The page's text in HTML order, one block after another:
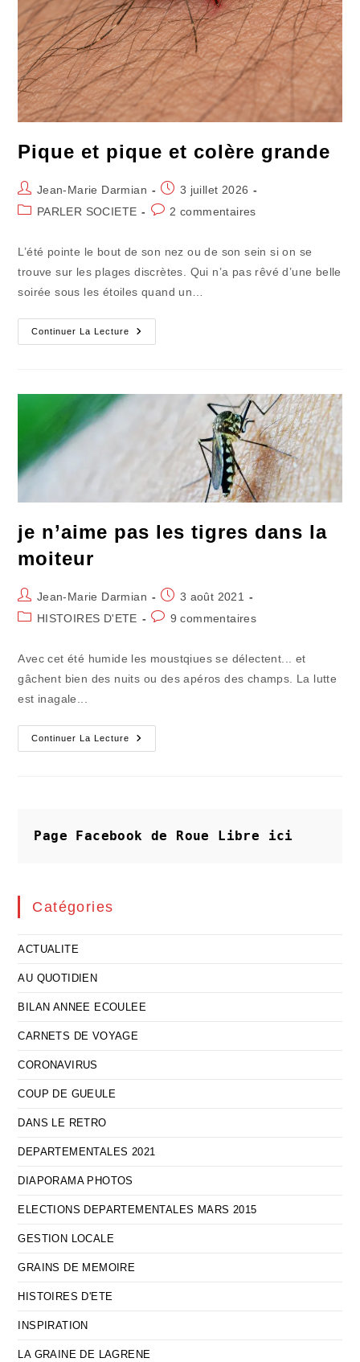
Pique et pique et colère grande
Auteur/autrice
de
Jean-Marie Darmian
Publication
publiée :
3 juillet 2026
PostPARLER SOCIETE
Commentaires
2 commentaires
L’été pointe le bout de son nez ou de son sein si on se
trouve sur les plages discrètes. Qui n’a pas rêvé d’une belle
soirée sous les étoiles quand un…
Continuer La Lecture
Pique
Et
je n’aime pas les tigres dans la
moiteur
Auteur/autrice
de
Jean-Marie Darmian
Publication
publiée :
3 août 2021
PostHISTOIRES D'ETE
Commentaires
publication :
9 commentaires
Avec cet été humide les moustqiues se délectent... et
gâchent bien des nuits ou des apéros des champs. La lutte
est inagale...
Continuer La Lecture
Je
N’aime
Page Facebook de Roue Libre ici
Catégories
ACTUALITE
AU QUOTIDIEN
BILAN ANNEE ECOULEE
CARNETS DE VOYAGE
CORONAVIRUS
COUP DE GUEULE
DANS LE RETRO
DEPARTEMENTALES 2021
DIAPORAMA PHOTOS
ELECTIONS DEPARTEMENTALES MARS 2015
GESTION LOCALE
GRAINS DE MEMOIRE
HISTOIRES D'ETE
INSPIRATION
LA GRAINE DE LAGRENE